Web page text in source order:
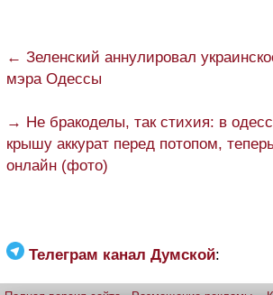
← Зеленский аннулировал
мэра Одессы
→ Не бракоделы, так стихия: в
крышу аккурат перед потопом,
онлайн (фото)
Телеграм канал Думской: